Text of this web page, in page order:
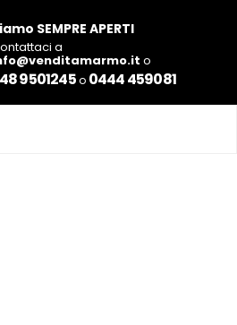
SEMPRE APERTI
a
o
9501245o 0444 459081